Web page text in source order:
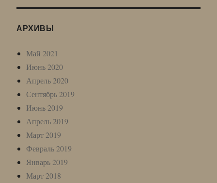
АРХИВЫ
Май 2021
Июнь 2020
Апрель 2020
Сентябрь 2019
Июнь 2019
Апрель 2019
Март 2019
Февраль 2019
Январь 2019
Март 2018